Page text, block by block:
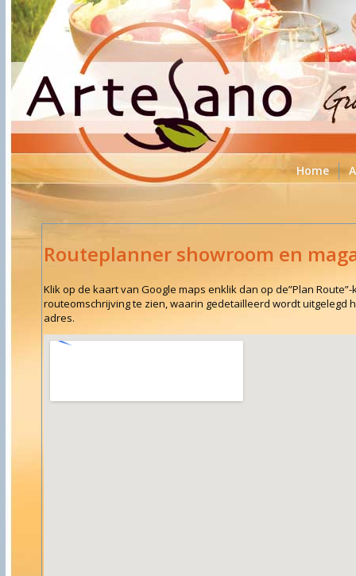
Home
Routeplanner showroom en
Klik op de kaart van Google maps enklik dan op de”Plan
routeomschrijving te zien, waarin gedetailleerd wordt uitgelegd
adres.